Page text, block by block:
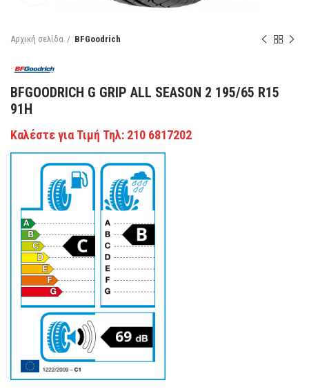
Αρχική σελίδα BFGoodrich
BFGOODRICH G GRIP ALL SEASON 2 195/65 R15
91H
Καλέστε για Τιμή Τηλ: 210 6817202